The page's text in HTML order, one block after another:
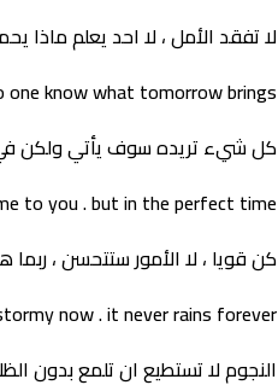
لا تفقد الأمل ، لا احد يعلم ماذا
one know what tomorrow brings
كل شيء تريده سوف يأتي ولكن
to you . but in the perfect time
كن قويا ، لا الأمور ستتحسن ،
now . it never rains forever
النجوم لا تستطيع ان تلمع بدون